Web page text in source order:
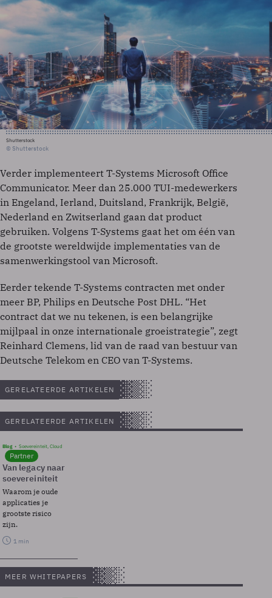
Shutterstock
© Shutterstock
Verder implementeert T-Systems Microsoft Office
Communicator. Meer dan 25.000 TUI-medewerkers
in Engeland, Ierland, Duitsland, Frankrijk, België,
Nederland en Zwitserland gaan dat product
gebruiken. Volgens T-Systems gaat het om één van
de grootste wereldwijde implementaties van de
samenwerkingstool van Microsoft.
Eerder tekende T-Systems contracten met onder
meer BP, Philips en Deutsche Post DHL. “Het
contract dat we nu tekenen, is een belangrijke
mijlpaal in onze internationale groeistrategie”, zegt
Reinhard Clemens, lid van de raad van bestuur van
Deutsche Telekom en CEO van T-Systems.
GERELATEERDE ARTIKELEN
GERELATEERDE ARTIKELEN
Blog Soevereinteit, Cloud
Partner
Van legacy naar
soevereiniteit
Waarom je oude
applicaties je
grootste risico
zijn.
1 min
MEER WHITEPAPERS